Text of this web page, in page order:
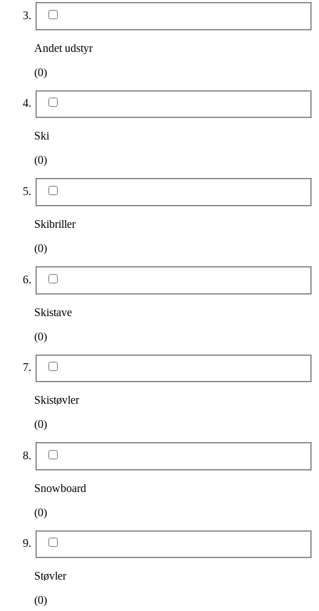
Andet udstyr
(0)
Ski
(0)
Skibriller
(0)
Skistave
(0)
Skistøvler
(0)
Snowboard
(0)
Støvler
(0)